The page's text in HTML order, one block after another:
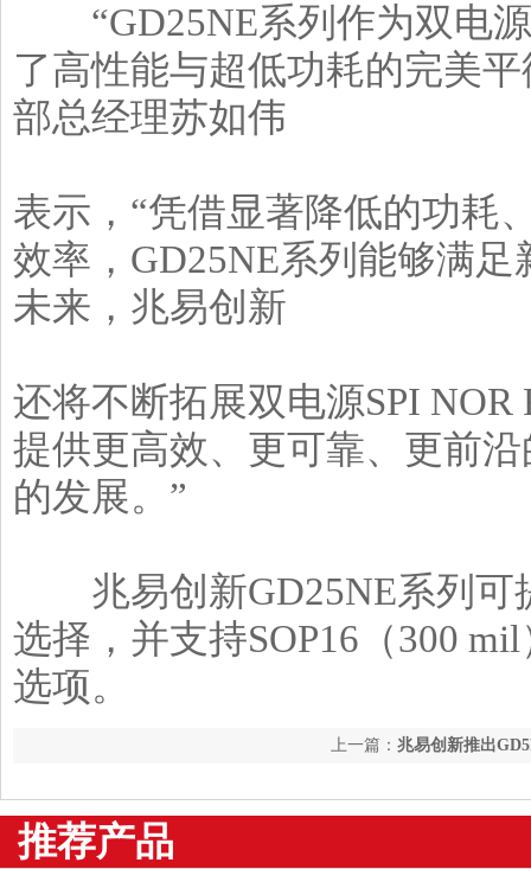
“GD25NE系列作为双电源
了高性能与超低功耗的完美
部总经理苏如伟
表示，“凭借显著降低的功耗
效率，GD25NE系列能够满
未来，兆易创新
还将不断拓展双电源SPI
提供更高效、更可靠、更前
的发展。”
兆易创新GD25NE系列可
选择，并支持SOP16（300
选项。
上一篇： 兆易创新推出
推荐产品